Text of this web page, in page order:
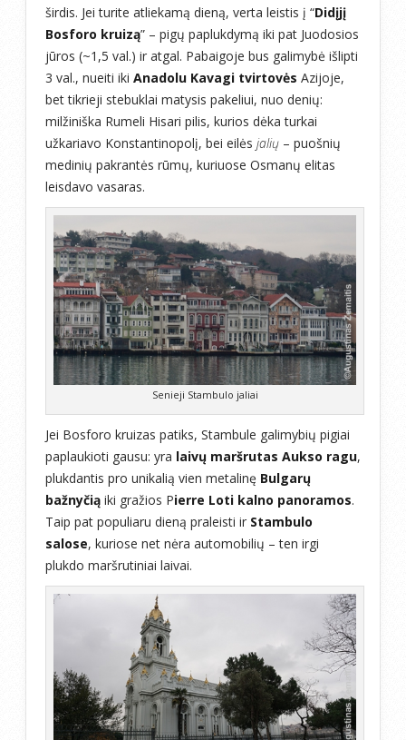
širdis. Jei turite atliekamą dieną, verta leistis į “Didįjį
Bosforo kruizą” – pigų paplukdymą iki pat Juodosios
jūros (~1,5 val.) ir atgal. Pabaigoje bus galimybė išlipti
3 val., nueiti iki Anadolu Kavagi tvirtovės Azijoje,
bet tikrieji stebuklai matysis pakeliui, nuo denių:
milžiniška Rumeli Hisari pilis, kurios dėka turkai
užkariavo Konstantinopolį, bei eilės jalių – puošnių
medinių pakrantės rūmų, kuriuose Osmanų elitas
leisdavo vasaras.
Senieji Stambulo jaliai
Jei Bosforo kruizas patiks, Stambule galimybių pigiai
paplaukioti gausu: yra laivų maršrutas Aukso ragu,
plukdantis pro unikalią vien metalinę Bulgarų
bažnyčią iki gražios Pierre Loti kalno panoramos.
Taip pat populiaru dieną praleisti ir Stambulo
salose, kuriose net nėra automobilių – ten irgi
plukdo maršrutiniai laivai.